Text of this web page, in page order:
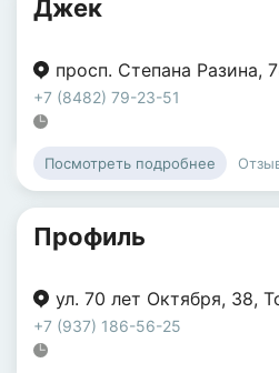
Джек
просп. Степана Разина,
+7 (8482) 79-23-51
Посмотреть подробнее
Профиль
ул. 70 лет Октября, 38,
+7 (937) 186-56-25